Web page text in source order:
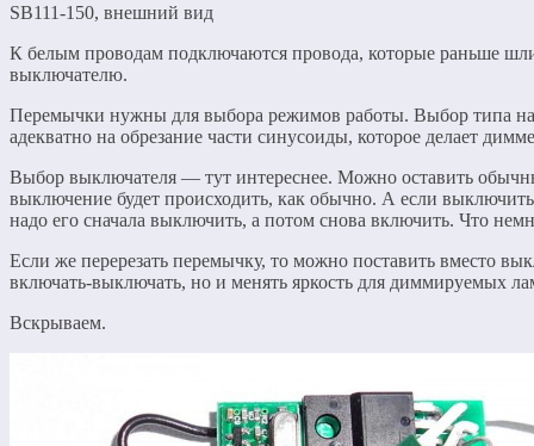
SB111-150, внешний вид
К белым проводам подключаются провода, которые раньше
выключателю.
Перемычки нужны для выбора режимов работы. Выбор типа
адекватно на обрезание части синусоиды, которое делает
Выбор выключателя — тут интереснее. Можно оставить
выключение будет происходить, как обычно. А если
надо его сначала выключить, а потом снова включить. Что
Если же перерезать перемычку, то можно поставить вместо
включать-выключать, но и менять яркость для диммируемых
Вскрываем.